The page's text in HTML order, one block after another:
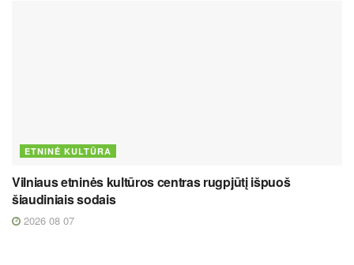
ETNINĖ KULTŪRA
Vilniaus etninės kultūros centras rugpjūtį išpuoš
šiaudiniais sodais
2026 08 07